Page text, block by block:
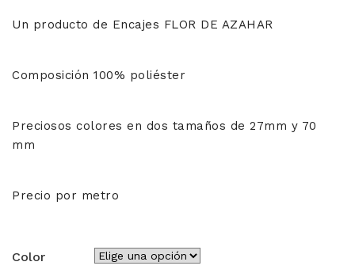
hasta
Un producto de Encajes FLOR DE AZAHAR
Composición 100% poliéster
Preciosos colores en dos tamaños de 27mm y 70
mm
Precio por metro
Color